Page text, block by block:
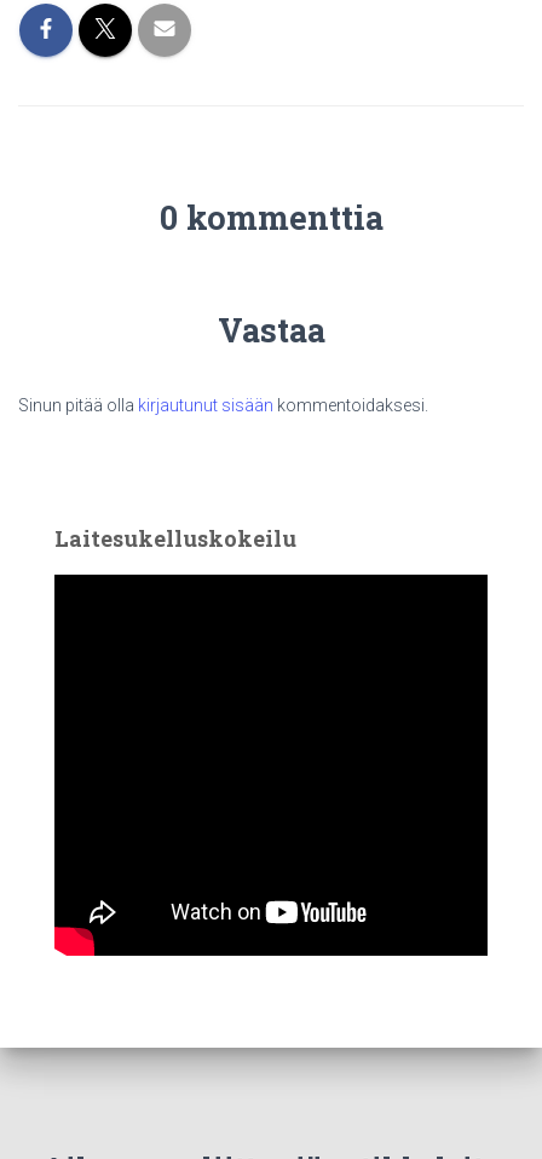
0 kommenttia
Vastaa
Sinun pitää olla kirjautunut sisään kommentoidaksesi.
Laitesukelluskokeilu